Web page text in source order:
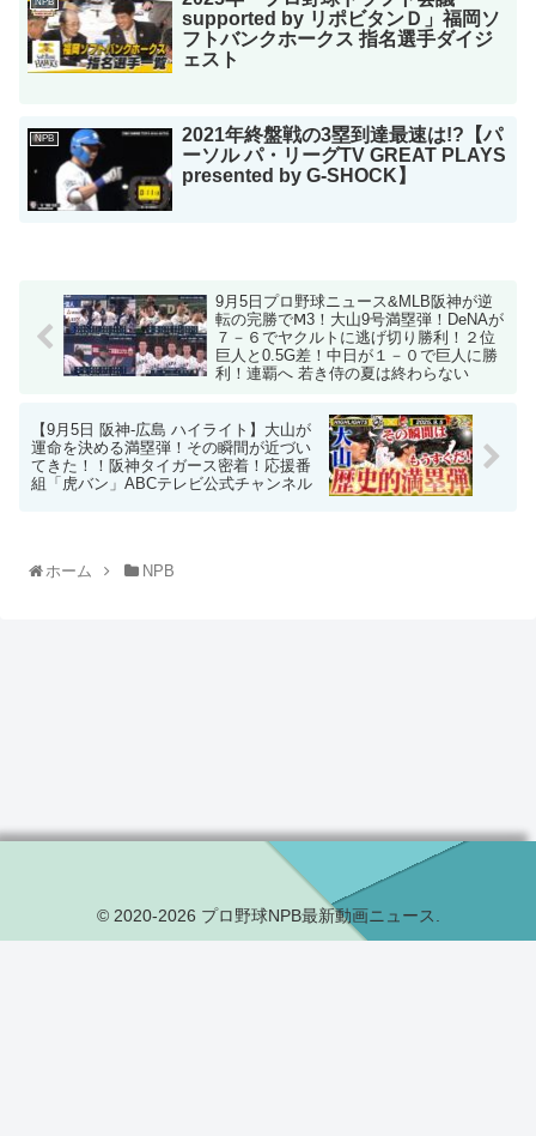
supported by リポビタンＤ」福岡ソ
フトバンクホークス 指名選手ダイジ
ェスト
NPB
2021年終盤戦の3塁到達最速は!?【パ
ーソル パ・リーグTV GREAT PLAYS
presented by G-SHOCK】
9月5日プロ野球ニュース&MLB阪神が逆
転の完勝でⅯ3！大山9号満塁弾！DeNAが
７－６でヤクルトに逃げ切り勝利！２位
巨人と0.5G差！中日が１－０で巨人に勝
利！連覇へ 若き侍の夏は終わらない
【9月5日 阪神-広島 ハイライト】大山が
運命を決める満塁弾！その瞬間が近づい
てきた！！阪神タイガース密着！応援番
組「虎バン」ABCテレビ公式チャンネル
ホーム NPB
© 2020-2026 プロ野球NPB最新動画ニュース.